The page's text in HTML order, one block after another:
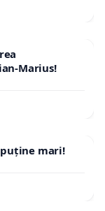
Marius!
mari!